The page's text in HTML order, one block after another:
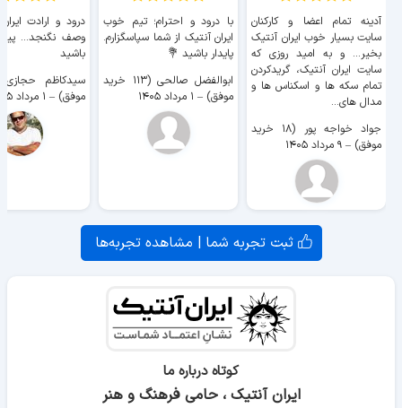
آدینه تمام اعضا و کارکنان
سایت بسیار خوب ايران آنتیک
بخیر... و به امید روزی که
سایت ايران آنتیک، گریدکردن
تمام سکه ها و اسکناس ها و
مدال های...
جواد خواجه پور (۱۸ خرید
موفق) – ۹ مرداد ۱۴۰۵
با درود و احترام؛ تیم خوب
ایران آنتیک از شما سپاسگزارم.
پایدار باشید 💐
ابوالفضل صالحی (۱۱۳ خرید
موفق) – ۱ مرداد ۱۴۰۵
درود و ارادت
وصف نگنجد...
باشید
موفق) – ۱ مرداد ۱۴۰۵
ثبت تجربه شما | مشاهده تجربه‌ها
کوتاه درباره ما
ایران آنتیک ، حامی فرهنگ و هنر